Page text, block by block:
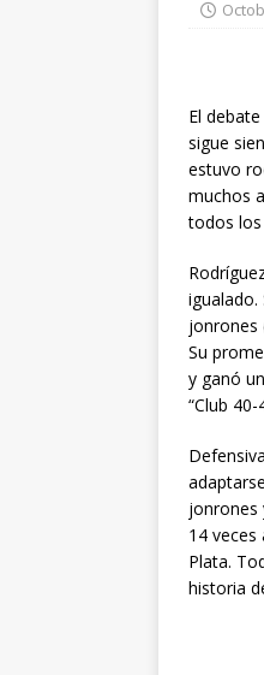
El
sigue
estuvo
muchos
todos
jonrones
Su
y ganó
“Club
jonrones
14 veces
Plata.
historia